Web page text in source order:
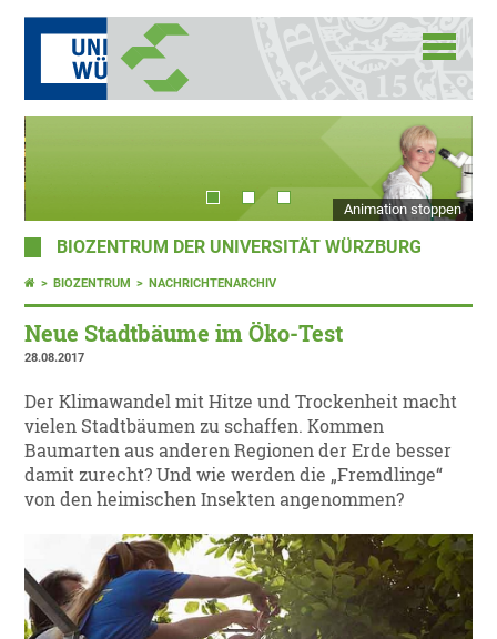
Animation stoppen
BIOZENTRUM DER UNIVERSITÄT WÜRZBURG
BIOZENTRUM NACHRICHTENARCHIV
Neue Stadtbäume im Öko-Test
28.08.2017
Der Klimawandel mit Hitze und Trockenheit macht
vielen Stadtbäumen zu schaffen. Kommen
Baumarten aus anderen Regionen der Erde besser
damit zurecht? Und wie werden die „Fremdlinge“
von den heimischen Insekten angenommen?